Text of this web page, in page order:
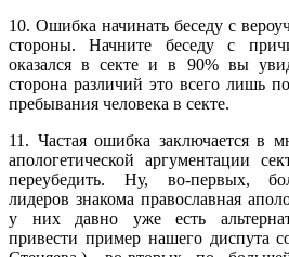
10. Ошибка начинать беседу с
стороны. Начните беседу с
оказался в секте и в 90% вы
сторона различий это всего лишь
пребывания человека в секте.
11. Частая ошибка заключается в
апологетической аргументации
переубедить. Ну, во-первых,
лидеров знакома православная
у них давно уже есть
привести пример нашего диспута